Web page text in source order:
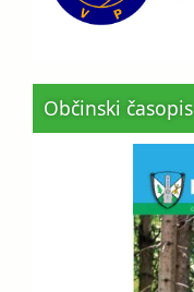
Občinski časopis